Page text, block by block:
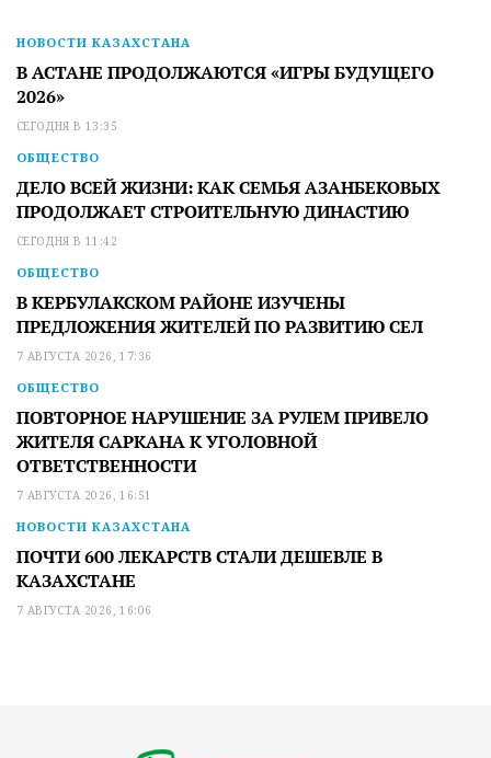
НОВОСТИ КАЗАХСТАНА
В АСТАНЕ ПРОДОЛЖАЮТСЯ «ИГРЫ БУДУЩЕГО
2026»
СЕГОДНЯ В 13:35
ОБЩЕСТВО
ДЕЛО ВСЕЙ ЖИЗНИ: КАК СЕМЬЯ АЗАНБЕКОВЫХ
ПРОДОЛЖАЕТ СТРОИТЕЛЬНУЮ ДИНАСТИЮ
СЕГОДНЯ В 11:42
ОБЩЕСТВО
В КЕРБУЛАКСКОМ РАЙОНЕ ИЗУЧЕНЫ
ПРЕДЛОЖЕНИЯ ЖИТЕЛЕЙ ПО РАЗВИТИЮ СЕЛ
7 АВГУСТА 2026, 17:36
ОБЩЕСТВО
ПОВТОРНОЕ НАРУШЕНИЕ ЗА РУЛЕМ ПРИВЕЛО
ЖИТЕЛЯ САРКАНА К УГОЛОВНОЙ
ОТВЕТСТВЕННОСТИ
7 АВГУСТА 2026, 16:51
НОВОСТИ КАЗАХСТАНА
ПОЧТИ 600 ЛЕКАРСТВ СТАЛИ ДЕШЕВЛЕ В
КАЗАХСТАНЕ
7 АВГУСТА 2026, 16:06